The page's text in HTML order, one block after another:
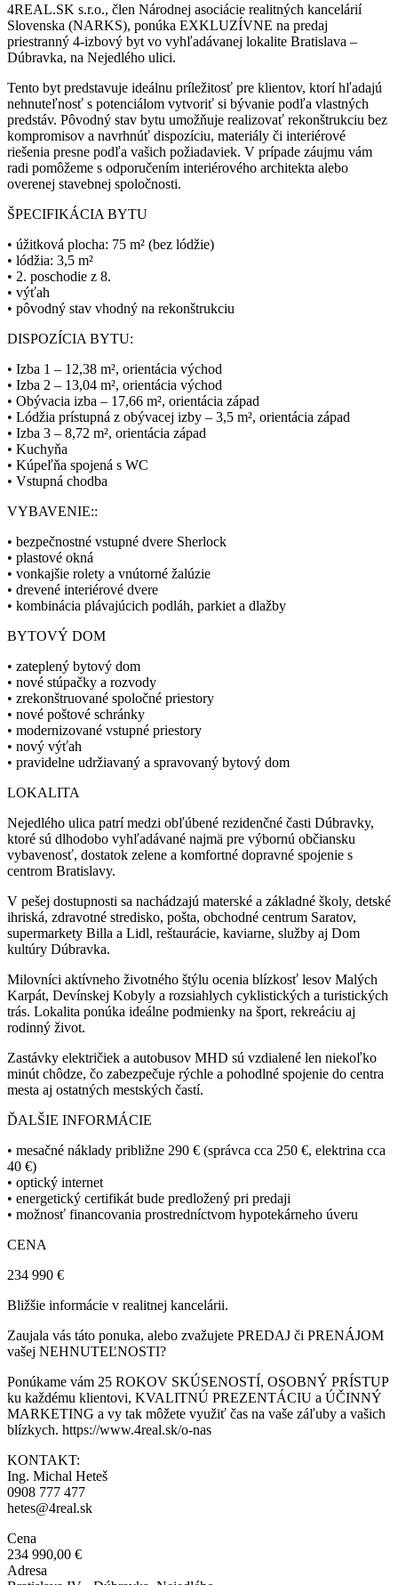
4REAL.SK s.r.o., člen Národnej asociácie realitných kancelárií
Slovenska (NARKS), ponúka EXKLUZÍVNE na predaj
priestranný 4-izbový byt vo vyhľadávanej lokalite Bratislava –
Dúbravka, na Nejedlého ulici.
Tento byt predstavuje ideálnu príležitosť pre klientov, ktorí hľadajú
nehnuteľnosť s potenciálom vytvoriť si bývanie podľa vlastných
predstáv. Pôvodný stav bytu umožňuje realizovať rekonštrukciu bez
kompromisov a navrhnúť dispozíciu, materiály či interiérové
riešenia presne podľa vašich požiadaviek. V prípade záujmu vám
radi pomôžeme s odporučením interiérového architekta alebo
overenej stavebnej spoločnosti.
ŠPECIFIKÁCIA BYTU
• úžitková plocha: 75 m² (bez lódžie)
• lódžia: 3,5 m²
• 2. poschodie z 8.
• výťah
• pôvodný stav vhodný na rekonštrukciu
DISPOZÍCIA BYTU:
• Izba 1 – 12,38 m², orientácia východ
• Izba 2 – 13,04 m², orientácia východ
• Obývacia izba – 17,66 m², orientácia západ
• Lódžia prístupná z obývacej izby – 3,5 m², orientácia západ
• Izba 3 – 8,72 m², orientácia západ
• Kuchyňa
• Kúpeľňa spojená s WC
• Vstupná chodba
VYBAVENIE::
• bezpečnostné vstupné dvere Sherlock
• plastové okná
• vonkajšie rolety a vnútorné žalúzie
• drevené interiérové dvere
• kombinácia plávajúcich podláh, parkiet a dlažby
BYTOVÝ DOM
• zateplený bytový dom
• nové stúpačky a rozvody
• zrekonštruované spoločné priestory
• nové poštové schránky
• modernizované vstupné priestory
• nový výťah
• pravidelne udržiavaný a spravovaný bytový dom
LOKALITA
Nejedlého ulica patrí medzi obľúbené rezidenčné časti Dúbravky,
ktoré sú dlhodobo vyhľadávané najmä pre výbornú občiansku
vybavenosť, dostatok zelene a komfortné dopravné spojenie s
centrom Bratislavy.
V pešej dostupnosti sa nachádzajú materské a základné školy, detské
ihriská, zdravotné stredisko, pošta, obchodné centrum Saratov,
supermarkety Billa a Lidl, reštaurácie, kaviarne, služby aj Dom
kultúry Dúbravka.
Milovníci aktívneho životného štýlu ocenia blízkosť lesov Malých
Karpát, Devínskej Kobyly a rozsiahlych cyklistických a turistických
trás. Lokalita ponúka ideálne podmienky na šport, rekreáciu aj
rodinný život.
Zastávky električiek a autobusov MHD sú vzdialené len niekoľko
minút chôdze, čo zabezpečuje rýchle a pohodlné spojenie do centra
mesta aj ostatných mestských častí.
ĎALŠIE INFORMÁCIE
• mesačné náklady približne 290 € (správca cca 250 €, elektrina cca
40 €)
• optický internet
• energetický certifikát bude predložený pri predaji
• možnosť financovania prostredníctvom hypotekárneho úveru
CENA
234 990 €
Bližšie informácie v realitnej kancelárii.
Zaujala vás táto ponuka, alebo zvažujete PREDAJ či PRENÁJOM
vašej NEHNUTEĽNOSTI?
Ponúkame vám 25 ROKOV SKÚSENOSTÍ, OSOBNÝ PRÍSTUP
ku každému klientovi, KVALITNÚ PREZENTÁCIU a ÚČINNÝ
MARKETING a vy tak môžete využiť čas na vaše záľuby a vašich
blízkych. https://www.4real.sk/o-nas
KONTAKT:
Ing. Michal Heteš
0908 777 477
hetes@4real.sk
Cena
234 990,00 €
Adresa